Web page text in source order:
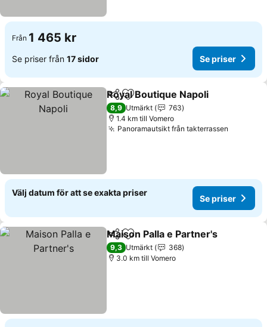
Från 1 465 kr
Se priser från 17 sidor Se priser
Dela Lägg till i Mina Favoriter
Royal Boutique Napoli
8,9 Utmärkt
763
1.4 km till Vomero
Panoramautsikt från takterrassen
Välj datum för att se exakta priser
Se priser
Dela Lägg till i Mina Favoriter
Maison Palla e Partner's
9,3 Utmärkt
368
3.0 km till Vomero